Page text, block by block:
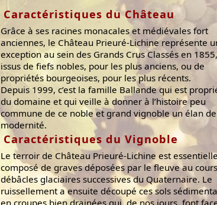
Caractéristiques du Château
Grâce à ses racines monacales et médiévales fort
anciennes, le Château Prieuré-Lichine représente
exception au sein des Grands Crus Classés en
issus de fiefs nobles, pour les plus anciens, ou de
propriétés bourgeoises, pour les plus récents.
Depuis 1999, c’est la famille Ballande qui est
du domaine et qui veille à donner à l’histoire peu
commune de ce noble et grand vignoble un élan de
modernité.
Caractéristiques du Vignoble
Le terroir de Château Prieuré-Lichine est
composé de graves déposées par le fleuve au
débâcles glaciaires successives du Quaternaire. Le
ruissellement a ensuite découpé ces sols
en croupes bien drainées qui, de nos jours, font